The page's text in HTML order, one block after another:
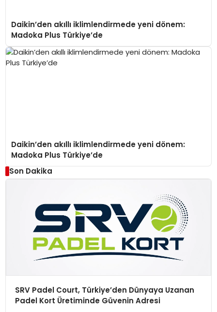
Daikin’den akıllı iklimlendirmede yeni dönem:
Madoka Plus Türkiye’de
Daikin’den akıllı iklimlendirmede yeni dönem:
Madoka Plus Türkiye’de
Son Dakika
SRV Padel Court, Türkiye’den Dünyaya Uzanan
Padel Kort Üretiminde Güvenin Adresi